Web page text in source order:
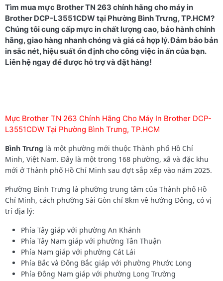
Tìm mua mực Brother TN 263 chính hãng cho máy in
Brother DCP-L3551CDW tại Phường Bình Trưng, TP.HCM?
Chúng tôi cung cấp mực in chất lượng cao, bảo hành chính
hãng, giao hàng nhanh chóng và giá cả hợp lý. Đảm bảo bản
in sắc nét, hiệu suất ổn định cho công việc in ấn của bạn.
Mực Brother TN 263 Chính Hãng Cho Máy In Brother DCP-
L3551CDW Tại Phường Bình Trưng, TP.HCM
Bình Trưng là một phường mới thuộc Thành phố Hồ Chí
Minh, Việt Nam. Đây là một trong 168 phường, xã và đặc khu
mới ở Thành phố Hồ Chí Minh sau đợt sắp xếp vào năm 2025.
Phường Bình Trưng là phường trung tâm của Thành phố Hồ
Chí Minh, cách phường Sài Gòn chỉ 8km về hướng Đông, có vị
trí địa lý:
Phía Tây giáp với phường An Khánh
Phía Tây Nam giáp với phường Tân Thuận
Phía Nam giáp với phường Cát Lái
Phía Bắc và Đông Bắc giáp với phường Phước Long
Phía Đông Nam giáp với phường Long Trường